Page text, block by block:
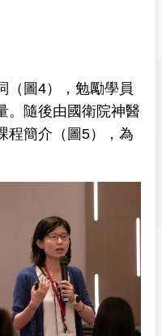
（圖4），勉勵學員
。隨後由國衛院神醫
程簡介（圖5），為